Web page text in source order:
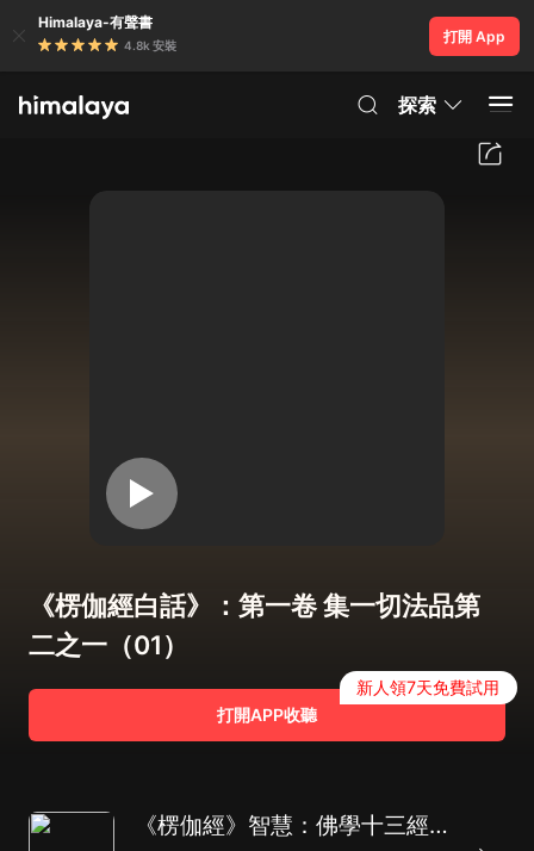
Himalaya-有聲書
4.8k 安裝
打開 App
探索
《楞伽經白話》：第一卷 集一切法品第
二之一（01）
打開APP收聽
新人領7天免費試用
《楞伽經》智慧：佛學十三經｜明心見性·破除煩惱